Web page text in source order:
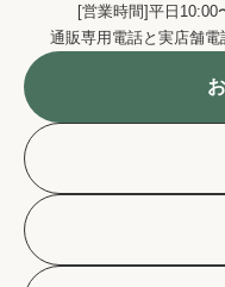
[営業時間]平日10:00
通販専用電話と実店舗電